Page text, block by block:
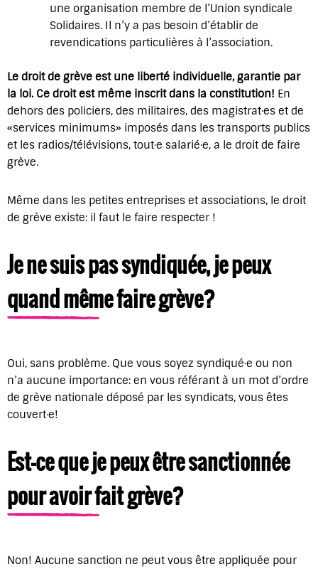
une organisation membre de l’Union syndicale
Solidaires. Il n’y a pas besoin d’établir de
revendications particulières à l’association.
Le droit de grève est une liberté individuelle, garantie par
la loi. Ce droit est même inscrit dans la constitution! En
dehors des policiers, des militaires, des magistrat·es et de
«services minimums» imposés dans les transports publics
et les radios/télévisions, tout·e salarié·e, a le droit de faire
grève.
Même dans les petites entreprises et associations, le droit
de grève existe: il faut le faire respecter !
Je ne suis pas syndiqué·e, je peux
quand même faire grève?
Oui, sans problème. Que vous soyez syndiqué·e ou non
n’a aucune importance: en vous référant à un mot d’ordre
de grève nationale déposé par les syndicats, vous êtes
couvert·e!
Est-ce que je peux être sanctionné·e
pour avoir fait grève?
Non! Aucune sanction ne peut vous être appliquée pour